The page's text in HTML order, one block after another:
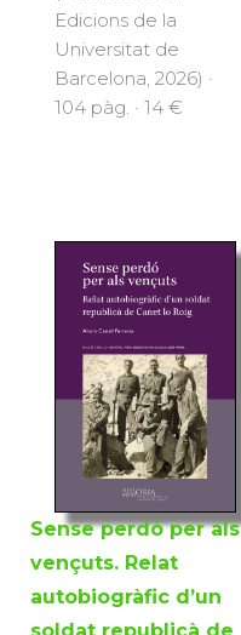
Edicions de la
Universitat de
Barcelona, 2026) ·
104 pàg. · 14 €
Sense perdó per als
vençuts. Relat
autobiogràfic d’un
soldat republicà de